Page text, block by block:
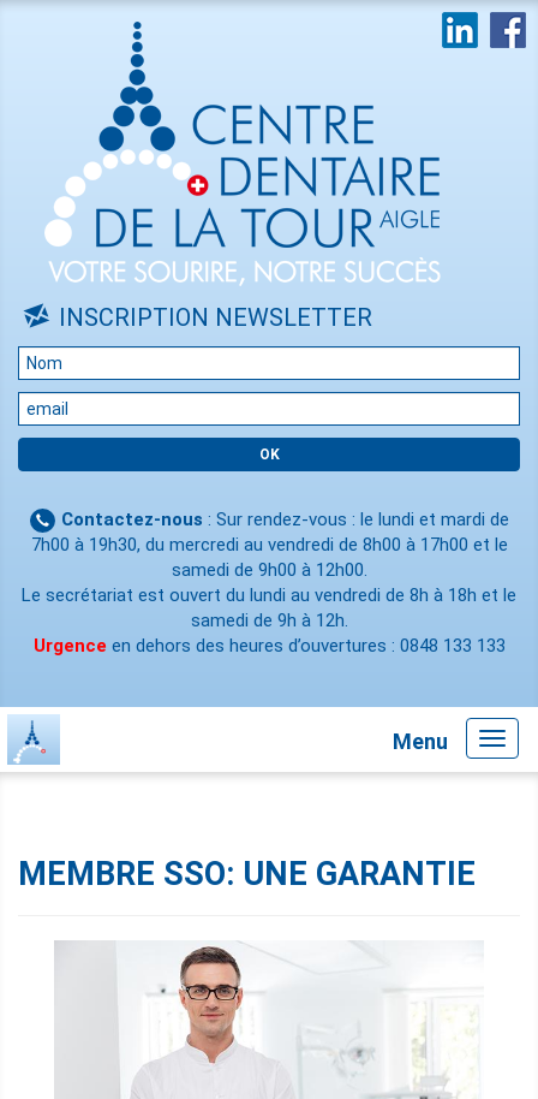
INSCRIPTION NEWSLETTER
Contactez-nous : Sur rendez-vous : le lundi et mardi de
7h00 à 19h30, du mercredi au vendredi de 8h00 à 17h00 et le
samedi de 9h00 à 12h00.
Le secrétariat est ouvert du lundi au vendredi de 8h à 18h et le
samedi de 9h à 12h.
Urgence en dehors des heures d’ouvertures : 0848 133 133
Menu
MEMBRE SSO: UNE GARANTIE